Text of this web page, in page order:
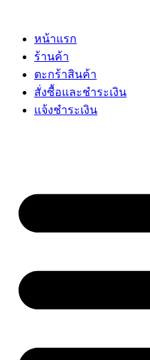
contentหน้าแรก
ร้านค้า
ตะกร้าสินค้า
สั่งซื้อและชำระเงิน
แจ้งชำระเงิน